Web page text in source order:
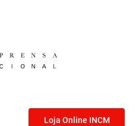
Loja Online INCM